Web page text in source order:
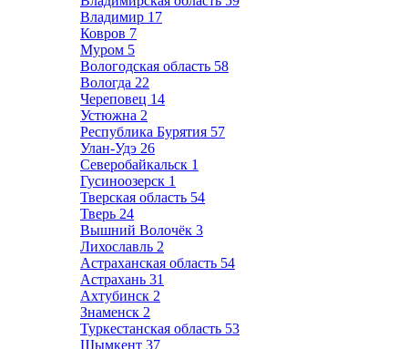
Владимир 17
Ковров 7
Муром 5
Вологодская область 58
Вологда 22
Череповец 14
Устюжна 2
Республика Бурятия 57
Улан-Удэ 26
Северобайкальск 1
Гусиноозерск 1
Тверская область 54
Тверь 24
Вышний Волочёк 3
Лихославль 2
Астраханская область 54
Астрахань 31
Ахтубинск 2
Знаменск 2
Туркестанская область 53
Шымкент 37